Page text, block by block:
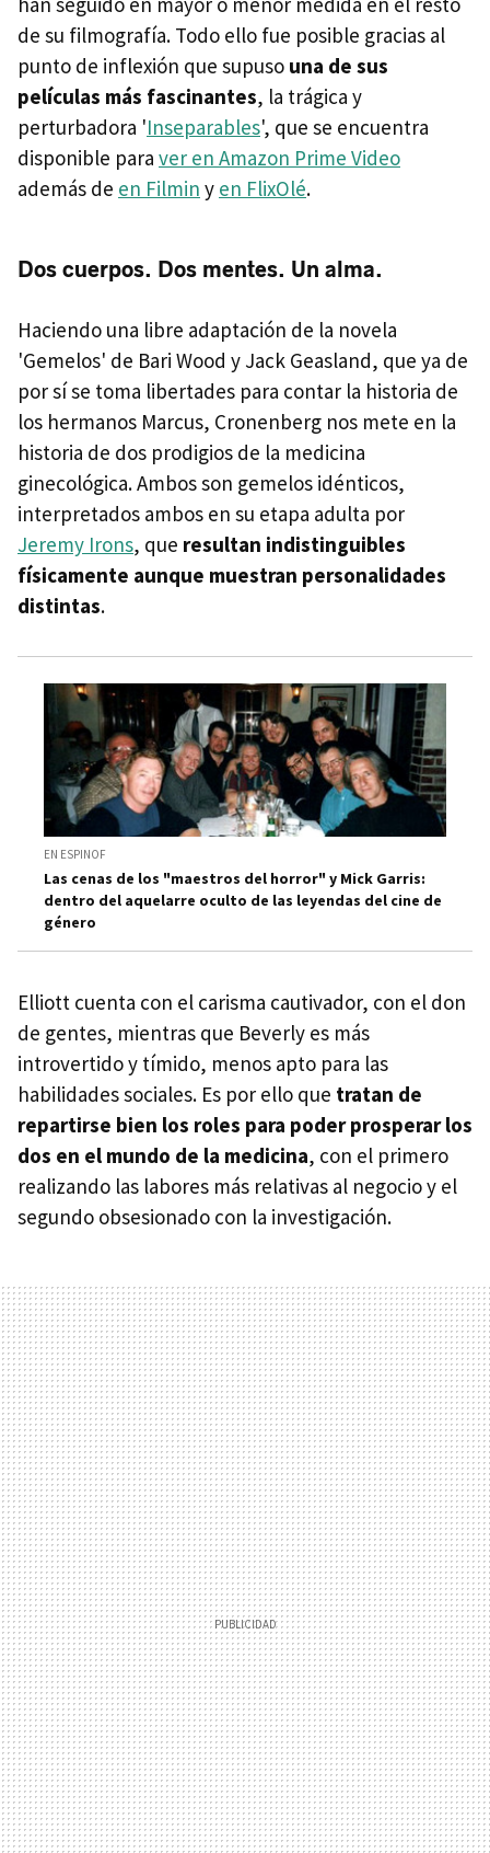
de su filmografía. Todo ello fue posible gracias al
punto de inflexión que supuso una de sus
películas más fascinantes, la trágica y
perturbadora 'Inseparables', que se encuentra
disponible para ver en Amazon Prime Video
además de en Filmin y en FlixOlé.
Dos cuerpos. Dos mentes. Un alma.
Haciendo una libre adaptación de la novela
'Gemelos' de Bari Wood y Jack Geasland, que ya de
por sí se toma libertades para contar la historia de
los hermanos Marcus, Cronenberg nos mete en la
historia de dos prodigios de la medicina
ginecológica. Ambos son gemelos idénticos,
interpretados ambos en su etapa adulta por
Jeremy Irons, que resultan indistinguibles
físicamente aunque muestran personalidades
distintas.
EN ESPINOF
Las cenas de los "maestros del horror" y Mick Garris:
dentro del aquelarre oculto de las leyendas del cine de
género
Elliott cuenta con el carisma cautivador, con el don
de gentes, mientras que Beverly es más
introvertido y tímido, menos apto para las
habilidades sociales. Es por ello que tratan de
repartirse bien los roles para poder prosperar los
dos en el mundo de la medicina, con el primero
realizando las labores más relativas al negocio y el
segundo obsesionado con la investigación.